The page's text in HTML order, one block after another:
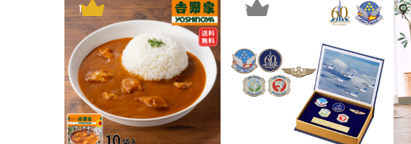
セカンドバッグながら、たくさん収納できるメインルームには
ト、ペン差しなどを完備。機能性も抜群です。
■着脱できるループ式取っ手
1 2